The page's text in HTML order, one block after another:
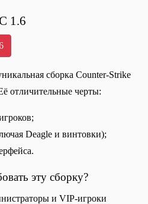
1.6
сборка Counter-Strike
отличительные черты:
Deagle и винтовки);
эту сборку?
и VIP-игроки